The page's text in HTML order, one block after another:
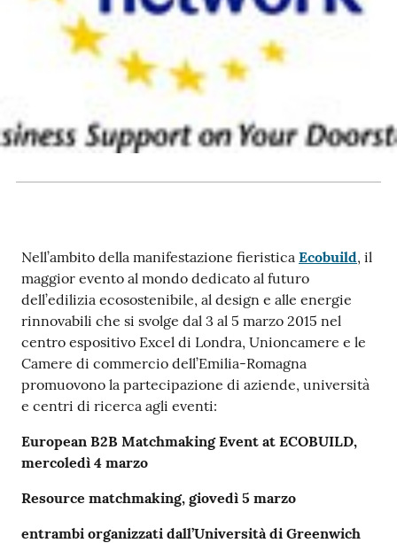
Seguici
su
Nell’ambito della manifestazione fieristica Ecobuild, il
maggior evento al mondo dedicato al futuro
dell’edilizia ecosostenibile, al design e alle energie
rinnovabili che si svolge dal 3 al 5 marzo 2015 nel
centro espositivo Excel di Londra, Unioncamere e le
Camere di commercio dell’Emilia-Romagna
promuovono la partecipazione di aziende, università
e centri di ricerca agli eventi:
European B2B Matchmaking Event at ECOBUILD,
mercoledì 4 marzo
Resource matchmaking, giovedì 5 marzo
entrambi organizzati dall’Università di Greenwich